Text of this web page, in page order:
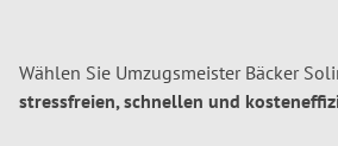
Wählen Sie Umzugsmeister Bäcker
stressfreien, schnellen und